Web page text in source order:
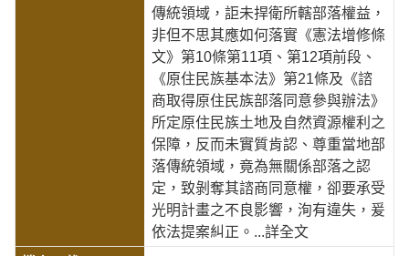
傳統領域，詎未捍衛所轄部落權益，
非但不思其應如何落實《憲法增修條
文》第10條第11項、第12項前段、
《原住民族基本法》第21條及《諮
商取得原住民族部落同意參與辦法》
所定原住民族土地及自然資源權利之
保障，反而未實質肯認、尊重當地部
落傳統領域，竟為無關係部落之認
定，致剝奪其諮商同意權，卻要承受
光明計畫之不良影響，洵有違失，爰
依法提案糾正。 ...詳全文